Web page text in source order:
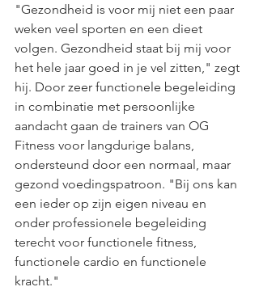
"Gezondheid is voor mij niet een paar
weken veel sporten en een dieet
volgen. Gezondheid staat bij mij voor
het hele jaar goed in je vel zitten," zegt
hij. Door zeer functionele begeleiding
in combinatie met persoonlijke
aandacht gaan de trainers van OG
Fitness voor langdurige balans,
ondersteund door een normaal, maar
gezond voedingspatroon. "Bij ons kan
een ieder op zijn eigen niveau en
onder professionele begeleiding
terecht voor functionele fitness,
functionele cardio en functionele
kracht."